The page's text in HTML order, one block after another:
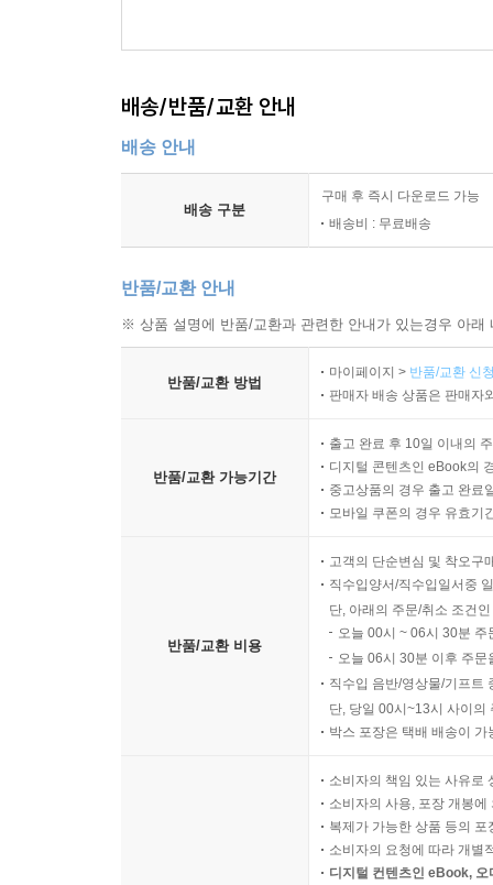
되어지기를 기도합니다.
배송/반품/교환 안내
배송 안내
배송 구분
구매 후 즉시 다운로드 가능
배송비 : 무료배송
반품/교환 안내
※ 상품 설명에 반품/교환과 관련한 안내가 있는경우 아
반품/교환 방법
마이페이지 > 반품/교환 신
판매자 배송 상품은 판매자
반품/교환 가능기간
출고 완료 후 10일 이내의
디지털 콘텐츠인 eBook의
중고상품의 경우 출고 완료
모바일 쿠폰의 경우 유효기
반품/교환 비용
고객의 단순변심 및 착오구
직수입양서/직수입일서중
단, 아래의 주문/취소 조건
오늘 00시 ~ 06시 30분
오늘 06시 30분 이후 주
직수입 음반/영상물/기프트
단, 당일 00시~13시 사이의
박스 포장은 택배 배송이
소비자의 책임 있는 사유로
소비자의 사용, 포장 개봉
복제가 가능한 상품 등의
소비자의 요청에 따라 개별
디지털 컨텐츠인 eBook,